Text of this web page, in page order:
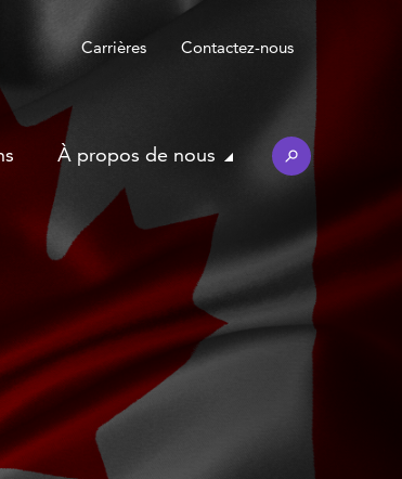
Carrières Contactez-nous
À propos de nous